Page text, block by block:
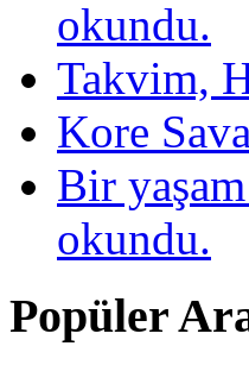
okundu.
Takvim,
Kore
Bir
okundu.
Popüler